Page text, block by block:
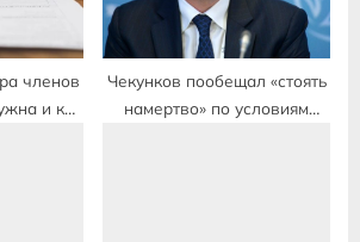
членов
и как
Чекунков пообещал «стоять
намертво» по условиям